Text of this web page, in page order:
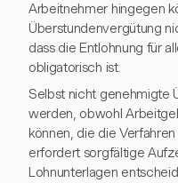
Arbeitnehmer hingegen
Überstundenvergütung
dass die Entlohnung für
obligatorisch ist.
Selbst nicht genehmigte
werden, obwohl
können, die die
erfordert sorgfältige
Lohnunterlagen